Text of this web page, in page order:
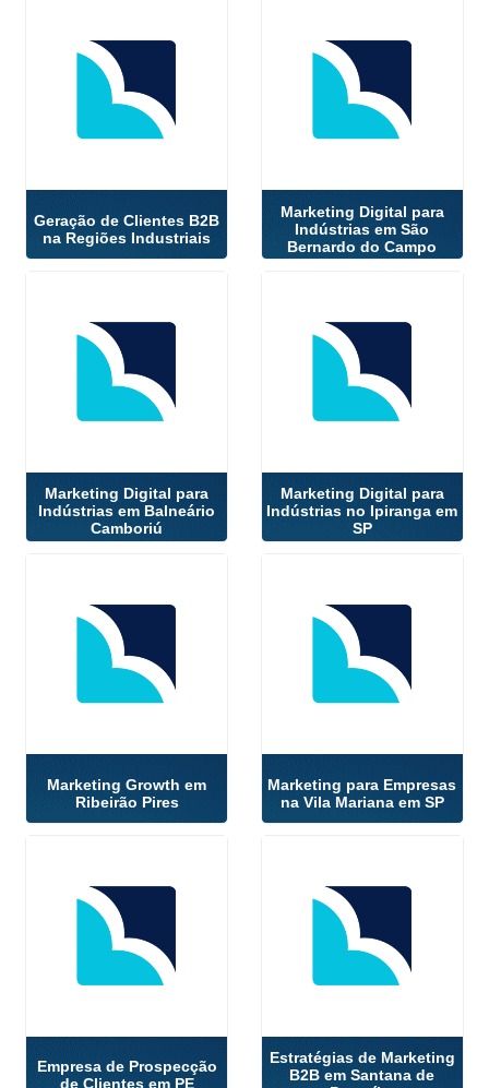
Geração de Clientes B2B
na Regiões Industriais
Marketing Digital para
Indústrias em São
Bernardo do Campo
Marketing Digital para
Indústrias em Balneário
Camboriú
Marketing Digital para
Indústrias no Ipiranga em
SP
Marketing Growth em
Ribeirão Pires
Marketing para Empresas
na Vila Mariana em SP
Empresa de Prospecção
de Clientes em PE
Estratégias de Marketing
B2B em Santana de